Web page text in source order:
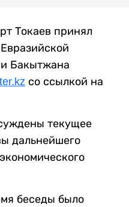
Токаев принял
Бакытжана
со ссылкой на
текущее
дальнейшего
беседы было